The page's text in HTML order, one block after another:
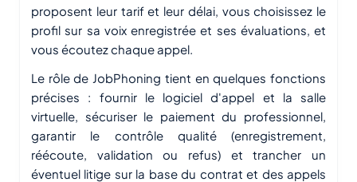
proposent leur tarif et leur délai, vous choisissez le
profil sur sa voix enregistrée et ses évaluations, et
vous écoutez chaque appel.
Le rôle de JobPhoning tient en quelques fonctions
précises : fournir le logiciel d'appel et la salle
virtuelle, sécuriser le paiement du professionnel,
garantir le contrôle qualité (enregistrement,
réécoute, validation ou refus) et trancher un
éventuel litige sur la base du contrat et des appels